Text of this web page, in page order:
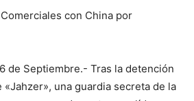
con China por
de Septiembre.- Tras la detención
una guardia secreta de la